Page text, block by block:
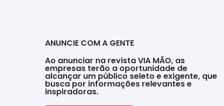
ANUNCIE COM A GENTE
Ao anunciar na revista VIA MÃO, as
empresas terão a oportunidade de
alcançar um público seleto e exigente, que
busca por informações relevantes e
inspiradoras.